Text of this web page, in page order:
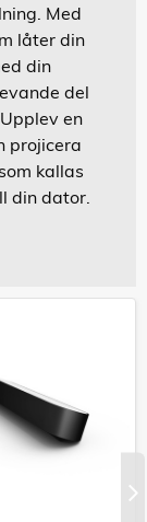
Med
låter din
din
del
en
projicera
kallas
din dator.